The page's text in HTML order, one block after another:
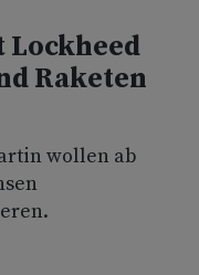
Raketen
wollen ab